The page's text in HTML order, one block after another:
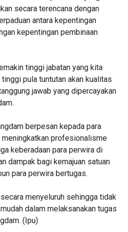
secara terencana dengan
antara kepentingan
kepentingan pembinaan
tinggi jabatan yang kita
pula tuntutan akan kualitas
jawab yang dipercayakan
berpesan kepada para
profesionalisme
keberadaan para perwira di
dampak bagi kemajuan satuan
para perwira bertugas.
menyeluruh sehingga tidak
dalam melaksanakan tugas
(Ipu)